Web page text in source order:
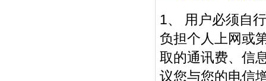
1、 用户必须自
负担个人上网或
取的通讯费、信
议您与您的电信